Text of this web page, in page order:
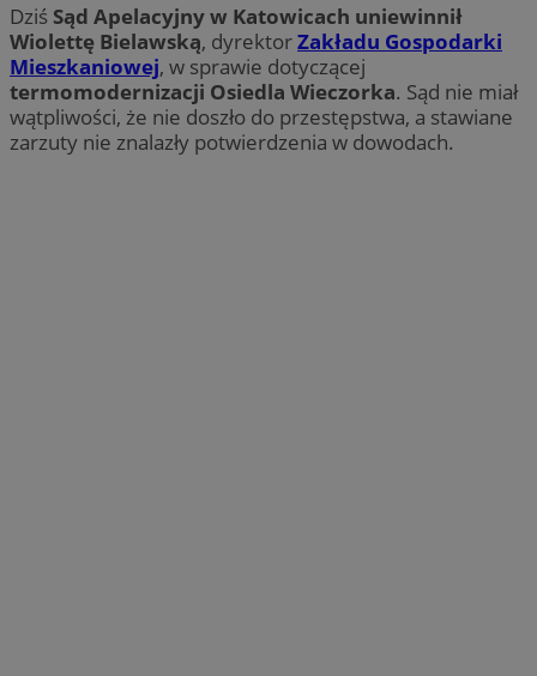
Dziś Sąd Apelacyjny w Katowicach uniewinnił
Wiolettę Bielawską, dyrektorZakładu Gospodarki
Mieszkaniowej, w sprawie dotyczącej
termomodernizacji Osiedla Wieczorka. Sąd nie miał
wątpliwości, że nie doszło do przestępstwa, a stawiane
zarzuty nie znalazły potwierdzenia w dowodach.